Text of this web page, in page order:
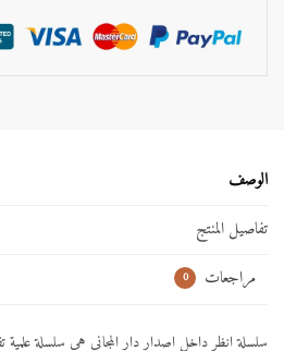
الوصف
تفاصيل المنتج
مراجعات
0
سلسلة انظر داخل اصدار دار المجاني هي سلسلة علمية